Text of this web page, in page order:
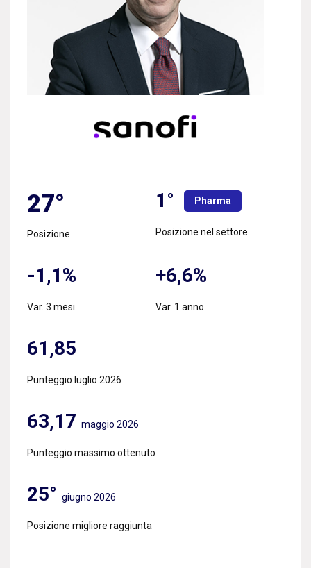
27°
Posizione
1° Pharma
Posizione nel settore
-1,1%
Var. 3 mesi
+6,6%
Var. 1 anno
61,85
Punteggio luglio 2026
63,17 maggio 2026
Punteggio massimo ottenuto
25° giugno 2026
Posizione migliore raggiunta